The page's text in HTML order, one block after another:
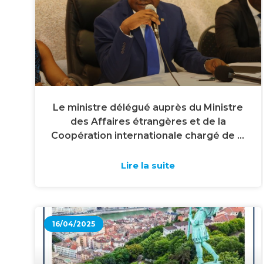
Le ministre délégué auprès du Ministre
des Affaires étrangères et de la
Coopération internationale chargé de la
Crispin Mbadu Phanzu s’est entretenu
Lire la suite
16/04/2025